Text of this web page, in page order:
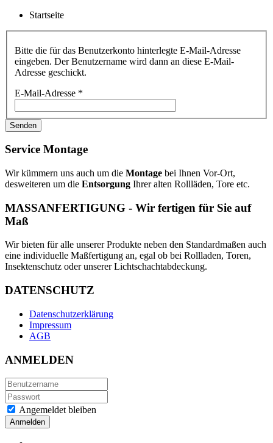
Startseite
Bitte die für das Benutzerkonto hinterlegte E-Mail-Adresse
eingeben. Der Benutzername wird dann an diese E-Mail-
Adresse geschickt.
E-Mail-Adresse *
Senden
Service Montage
Wir kümmern uns auch um die Montage bei Ihnen Vor-Ort,
desweiteren um die Entsorgung Ihrer alten Rollläden, Tore etc.
MASSANFERTIGUNG - Wir fertigen für Sie auf
Maß
Wir bieten für alle unserer Produkte neben den Standardmaßen auch
eine individuelle Maßfertigung an, egal ob bei Rollladen, Toren,
Insektenschutz oder unserer Lichtschachtabdeckung.
DATENSCHUTZ
Datenschutzerklärung
Impressum
AGB
ANMELDEN
Angemeldet bleiben
Anmelden